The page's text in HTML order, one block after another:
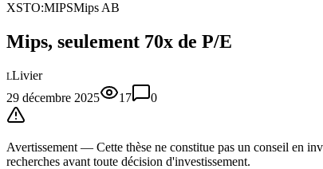
XSTO:MIPSMips AB
Mips, seulement 70x de P/E
LLivier
29 décembre 2025
17 0
Avertissement — Cette thèse ne constitue pas un conseil en
recherches avant toute décision d'investissement.